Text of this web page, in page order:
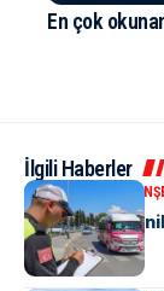
En çok
İlgili Haberler
KENT GÜNDEMI
“M” Plakalı